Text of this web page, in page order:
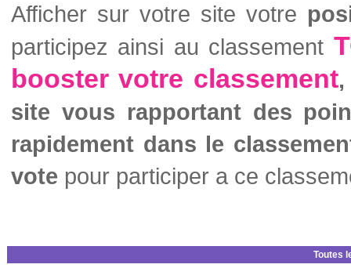
Afficher sur votre site votre
participez ainsi au classement
booster votre classement,
site vous rapportant des
rapidement dans le
vote pour participer a ce
Toutes